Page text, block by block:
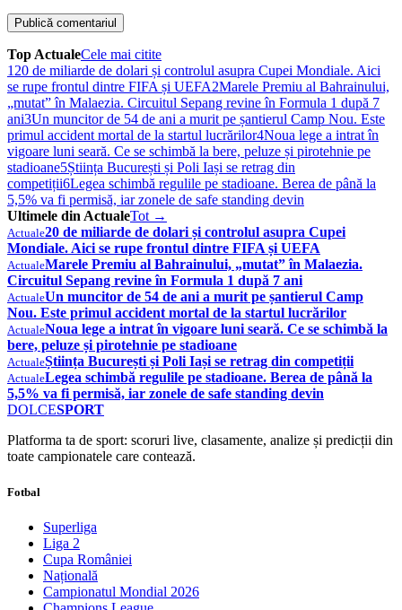
Top ActualeCele mai citite
120 de miliarde de dolari și controlul asupra Cupei Mondiale. Aici
se rupe frontul dintre FIFA și UEFA2Marele Premiu al Bahrainului,
„mutat” în Malaezia. Circuitul Sepang revine în Formula 1 după 7
ani3Un muncitor de 54 de ani a murit pe șantierul Camp Nou. Este
primul accident mortal de la startul lucrărilor4Noua lege a intrat în
vigoare luni seară. Ce se schimbă la bere, peluze și pirotehnie pe
stadioane5Știința București și Poli Iași se retrag din
competiții6Legea schimbă regulile pe stadioane. Berea de până la
5,5% va fi permisă, iar zonele de safe standing devin
Ultimele din ActualeTot →
Actuale20 de miliarde de dolari și controlul asupra Cupei
Mondiale. Aici se rupe frontul dintre FIFA și UEFA
ActualeMarele Premiu al Bahrainului, „mutat” în Malaezia.
Circuitul Sepang revine în Formula 1 după 7 ani
ActualeUn muncitor de 54 de ani a murit pe șantierul Camp
Nou. Este primul accident mortal de la startul lucrărilor
ActualeNoua lege a intrat în vigoare luni seară. Ce se schimbă la
bere, peluze și pirotehnie pe stadioane
ActualeȘtiința București și Poli Iași se retrag din competiții
ActualeLegea schimbă regulile pe stadioane. Berea de până la
5,5% va fi permisă, iar zonele de safe standing devin
DOLCESPORT
Platforma ta de sport: scoruri live, clasamente, analize și predicții din
toate campionatele care contează.
Fotbal
Superliga
Liga 2
Cupa României
Națională
Campionatul Mondial 2026